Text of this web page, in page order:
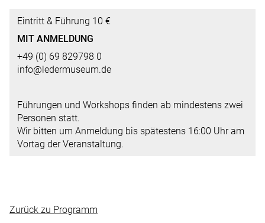
Eintritt & Führung 10 €
MIT ANMELDUNG
+49 (0) 69 829798 0
info@ledermuseum.de
Führungen und Workshops finden ab mindestens zwei
Personen statt.
Wir bitten um Anmeldung bis spätestens 16:00 Uhr am
Vortag der Veranstaltung.
Zurück zu Programm